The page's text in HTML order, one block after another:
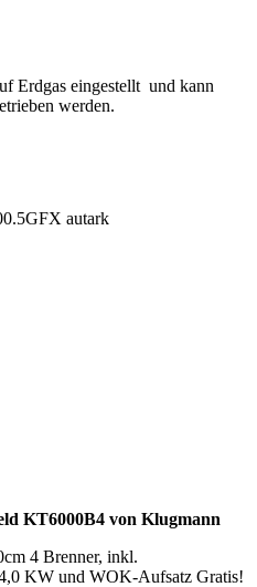
Erdgas eingestellt und kann
werden.
autark
KT6000B4 von Klugmann
4 Brenner, inkl.
KW und WOK-Aufsatz Gratis!